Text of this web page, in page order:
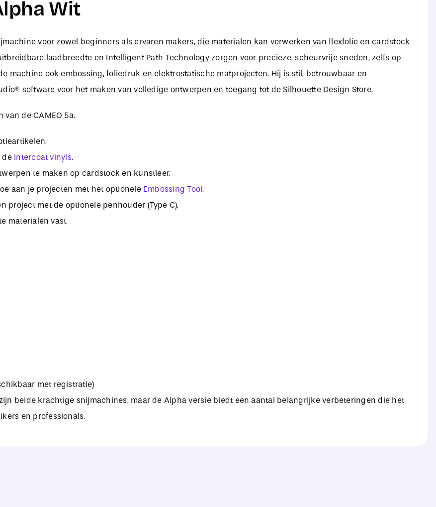
Wit
voor zowel beginners als ervaren makers, die materialen kan verwerken van flexfolie en cardstock
laadbreedte en Intelligent Path Technology zorgen voor precieze, scheurvrije sneden, zelfs op
machine ook embossing, foliedruk en elektrostatische matprojecten. Hij is stil, betrouwbaar en
software voor het maken van volledige ontwerpen en toegang tot de Silhouette Design Store.
de CAMEO 5a.
de Intercoat vinyls.
te maken op cardstock en kunstleer.
aan je projecten met het optionele Embossing Tool.
project met de optionele penhouder (Type C).
materialen vast.
met registratie)
beide krachtige snijmachines, maar de Alpha versie biedt een aantal belangrijke verbeteringen die het
en professionals.